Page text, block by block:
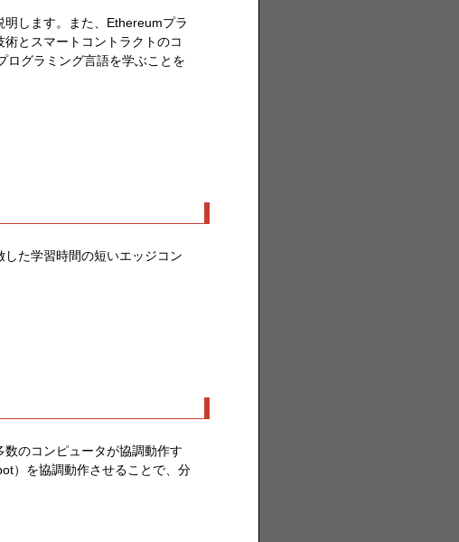
します。また、Ethereumプラ
とスマートコントラクトのコ
ログラミング言語を学ぶことを
た学習時間の短いエッジコン
のコンピュータが協調動作す
）を協調動作させることで、分